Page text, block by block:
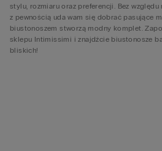
stylu, rozmiaru oraz preferencji. Bez
z pewnością uda wam się dobrać pasujące
biustonoszem stworzą modny komplet.
sklepu Intimissimi i znajdźcie biustonosze
bliskich!